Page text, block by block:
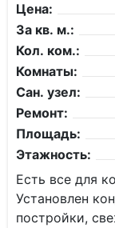
Цена:
За кв. м.:
Кол. ком.:
Комнаты:
Сан. узел:
Ремонт:
Площадь:
Этажность:
Есть все для
Установлен
постройки,